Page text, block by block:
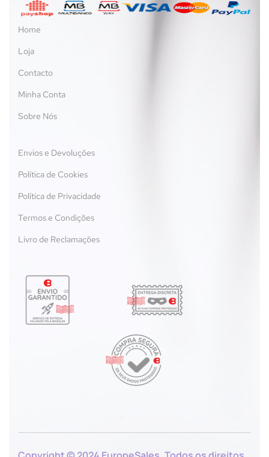
Home
Loja
Contacto
Minha Conta
Sobre Nós
Envios e Devoluções
Política de Cookies
Política de Privacidade
Termos e Condições
Livro de Reclamações